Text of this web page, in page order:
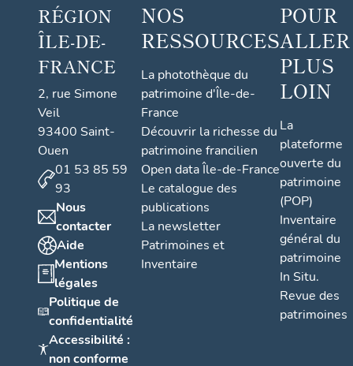
RÉGION
ÎLE-DE-
FRANCE
2, rue Simone
Veil
93400 Saint-
Ouen
01 53 85 59
93
Nous
contacter
Aide
Mentions
légales
Politique de
confidentialité
Accessibilité :
non conforme
NOS
RESSOURCES
La photothèque du
patrimoine d'Île-de-
France
Découvrir la richesse du
patrimoine francilien
Open data Île-de-France
Le catalogue des
publications
La newsletter
Patrimoines et
Inventaire
POUR
ALLER
PLUS
LOIN
La
plateforme
ouverte du
patrimoine
(POP)
Inventaire
général du
patrimoine
In Situ.
Revue des
patrimoines